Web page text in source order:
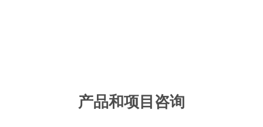
产品和项目咨询